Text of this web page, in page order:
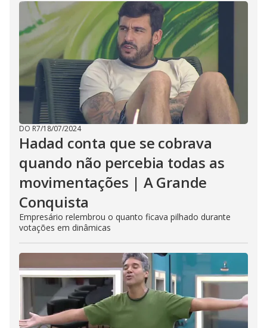
DO R7/18/07/2024
Hadad conta que se cobrava
quando não percebia todas as
movimentações | A Grande
Conquista
Empresário relembrou o quanto ficava pilhado durante
votações em dinâmicas